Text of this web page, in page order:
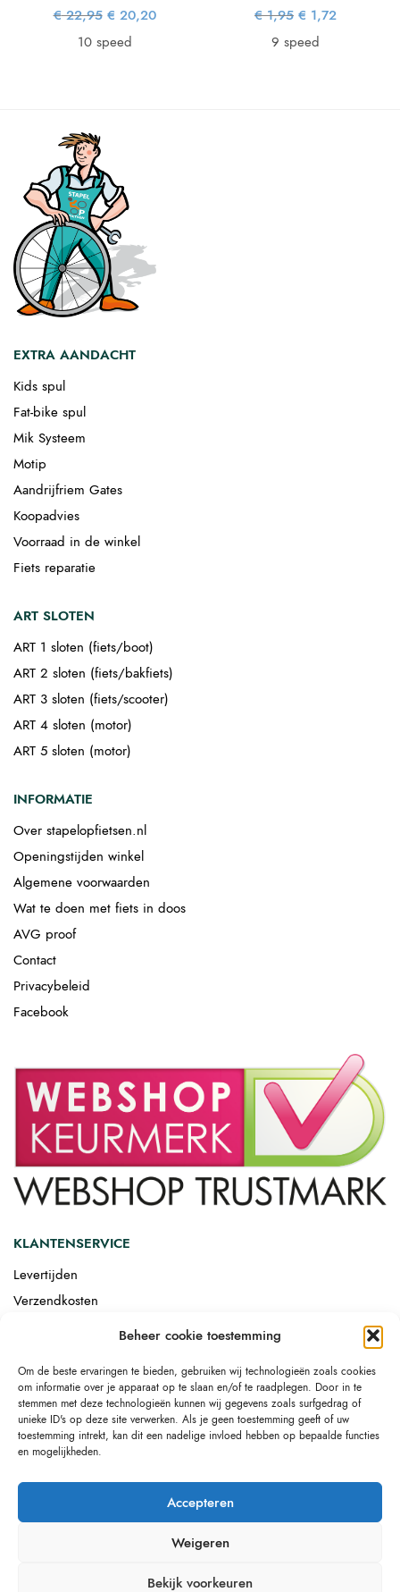
Beheer cookie toestemming
Om de beste ervaringen te bieden, gebruiken wij technologieën zoals cookies
om informatie over je apparaat op te slaan en/of te raadplegen. Door in te
stemmen met deze technologieën kunnen wij gegevens zoals surfgedrag of
unieke ID's op deze site verwerken. Als je geen toestemming geeft of uw
toestemming intrekt, kan dit een nadelige invloed hebben op bepaalde functies
en mogelijkheden.
Accepteren
Weigeren
Bekijk voorkeuren
€22,95 Oorspronkelijke
prijs was:
€ 22,95.
€ 20,20
10 speed
€1,95 Oorspronkelijke
prijs was:
€ 1,72Huidige
9 speed
EXTRA AANDACHT
Kids spul
Fat-bike spul
Mik Systeem
Motip
Aandrijfriem Gates
Koopadvies
Voorraad in de winkel
Fiets reparatie
ART SLOTEN
ART 1 sloten (fiets/boot)
ART 2 sloten (fiets/bakfiets)
ART 3 sloten (fiets/scooter)
ART 4 sloten (motor)
ART 5 sloten (motor)
INFORMATIE
Over stapelopfietsen.nl
Openingstijden winkel
Algemene voorwaarden
Wat te doen met fiets in doos
AVG proof
Contact
Privacybeleid
Facebook
KLANTENSERVICE
Levertijden
Verzendkosten
Afgemonteerd laten bezorgen
Drop-shipping
Link building